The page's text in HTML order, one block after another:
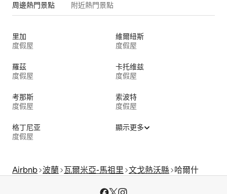
周邊熱門景點 附近熱門景點
里加
度假屋
維爾紐斯
度假屋
羅茲
度假屋
卡托维兹
度假屋
考那斯
度假屋
索波特
度假屋
格丁尼亚
度假屋
顯示更多
Airbnb 波蘭 瓦爾米亞-馬祖里 文戈熱沃縣 哈爾什